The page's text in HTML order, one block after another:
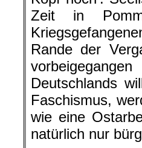
Zeit in
Rande der
Deutschlands
Faschismus,
wie eine
natürlich nur